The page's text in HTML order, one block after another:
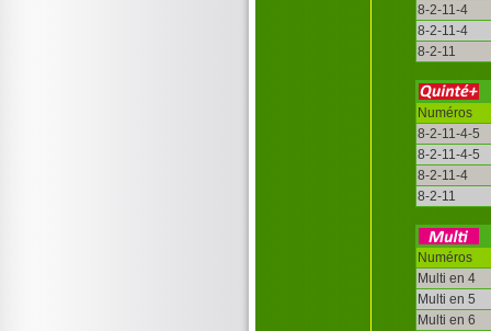
8-2-11-4
8-2-11-4
8-2-11
Numéros
8-2-11-4-5
8-2-11-4-5
8-2-11-4
8-2-11
Numéros
Multi en 4
Multi en 5
Multi en 6